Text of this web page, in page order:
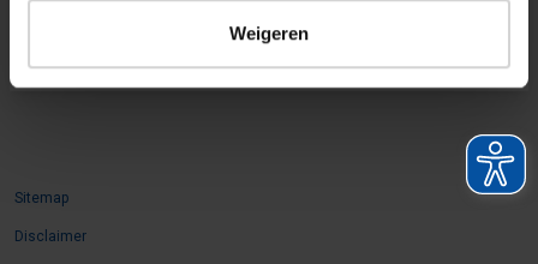
Weigeren
Sitemap
Disclaimer